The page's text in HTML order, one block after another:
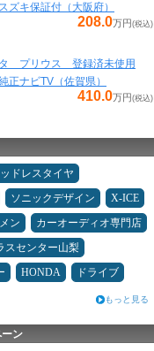
キ保証付（大阪府）
208.0万円(税込)
タ プリウス 登録済未使用
ナビTV（佐賀県）
410.0万円(税込)
ドレスタイヤ
ソニックデザイン
X-ICE
ン
カーオーディオ専門店
スセンター山梨
HONDA ドライブ
もっと見る
ン